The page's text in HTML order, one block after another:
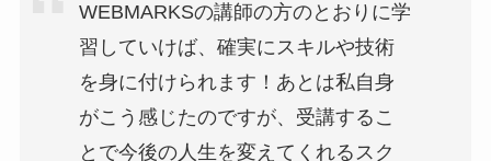
WEBMARKSの講師の方のとおりに学
習していけば、確実にスキルや技術
を身に付けられます！あとは私自身
がこう感じたのですが、受講するこ
とで今後の人生を変えてくれるスク